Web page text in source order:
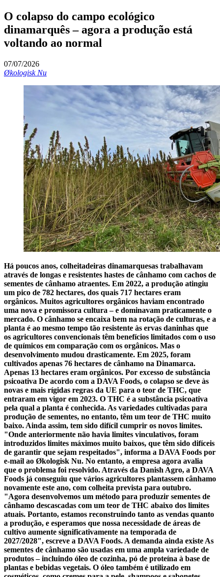
O colapso do campo ecológico
dinamarquês – agora a produção está
voltando ao normal
07/07/2026
Økologisk Nu
Há poucos anos, colheitadeiras dinamarquesas trabalhavam
através de longas e resistentes hastes de cânhamo com cachos de
sementes de cânhamo atraentes. Em 2022, a produção atingiu
um pico de 782 hectares, dos quais 717 hectares eram
orgânicos. Muitos agricultores orgânicos haviam encontrado
uma nova e promissora cultura – e dominavam praticamente o
mercado. O cânhamo se encaixa bem na rotação de culturas, e a
planta é ao mesmo tempo tão resistente às ervas daninhas que
os agricultores convencionais têm benefícios limitados com o uso
de químicos em comparação com os orgânicos. Mas o
desenvolvimento mudou drasticamente. Em 2025, foram
cultivados apenas 76 hectares de cânhamo na Dinamarca.
Apenas 13 hectares eram orgânicos. Por excesso de substância
psicoativa De acordo com a DAVA Foods, o colapso se deve às
novas e mais rígidas regras da UE para o teor de THC, que
entraram em vigor em 2023. O THC é a substância psicoativa
pela qual a planta é conhecida. As variedades cultivadas para
produção de sementes, no entanto, têm um teor de THC muito
baixo. Ainda assim, tem sido difícil cumprir os novos limites.
"Onde anteriormente não havia limites vinculativos, foram
introduzidos limites máximos muito baixos, que têm sido difíceis
de garantir que sejam respeitados", informa a DAVA Foods por
e-mail ao Økologisk Nu. No entanto, a empresa agora avalia
que o problema foi resolvido. Através da Danish Agro, a DAVA
Foods já conseguiu que vários agricultores plantassem cânhamo
novamente este ano, com colheita prevista para outubro.
"Agora desenvolvemos um método para produzir sementes de
cânhamo descascadas com um teor de THC abaixo dos limites
atuais. Portanto, estamos reconstruindo tanto as vendas quanto
a produção, e esperamos que nossa necessidade de áreas de
cultivo aumente significativamente na temporada de
2027/2028", escreve a DAVA Foods. A demanda ainda existe As
sementes de cânhamo são usadas em uma ampla variedade de
produtos – incluindo óleo de cozinha, pó de proteína à base de
plantas e bebidas vegetais. O óleo também é utilizado em